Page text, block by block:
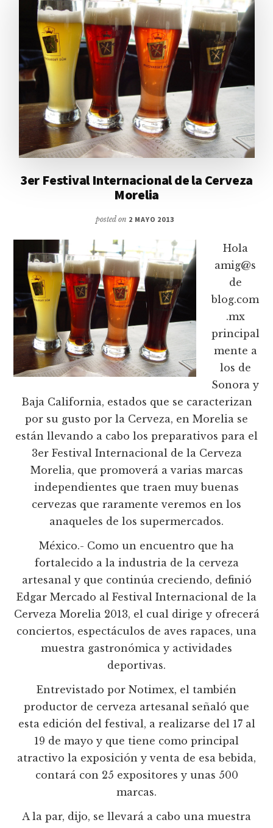
3er Festival Internacional de la Cerveza
Morelia
posted on 2 MAYO 2013
Hola
amig@s
de
blog.com
.mx
principal
mente a
los de
Sonora y
Baja California, estados que se caracterizan
por su gusto por la Cerveza, en Morelia se
están llevando a cabo los preparativos para el
3er Festival Internacional de la Cerveza
Morelia, que promoverá a varias marcas
independientes que traen muy buenas
cervezas que raramente veremos en los
anaqueles de los supermercados.
México.- Como un encuentro que ha
fortalecido a la industria de la cerveza
artesanal y que continúa creciendo, definió
Edgar Mercado al Festival Internacional de la
Cerveza Morelia 2013, el cual dirige y ofrecerá
conciertos, espectáculos de aves rapaces, una
muestra gastronómica y actividades
deportivas.
Entrevistado por Notimex, el también
productor de cerveza artesanal señaló que
esta edición del festival, a realizarse del 17 al
19 de mayo y que tiene como principal
atractivo la exposición y venta de esa bebida,
contará con 25 expositores y unas 500
marcas.
A la par, dijo, se llevará a cabo una muestra